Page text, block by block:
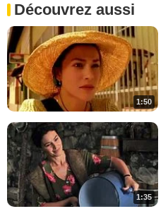
Découvrez aussi
1:50
1:35